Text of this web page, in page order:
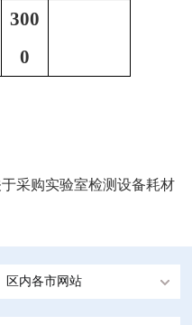
300
0
采购实验室检测设备耗材
区内各市网站